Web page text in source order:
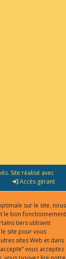
Site réalisé avec
Accès gérant
sur le site, nous
le bon fonctionnement
tiers utilisent
site pour vous
sites Web et dans
vous acceptez